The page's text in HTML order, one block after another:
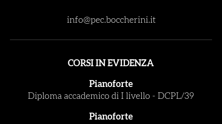
info@pec.boccherini.it
CORSI IN EVIDENZA
Pianoforte
Diploma accademico di I livello - DCPL/39
Pianoforte